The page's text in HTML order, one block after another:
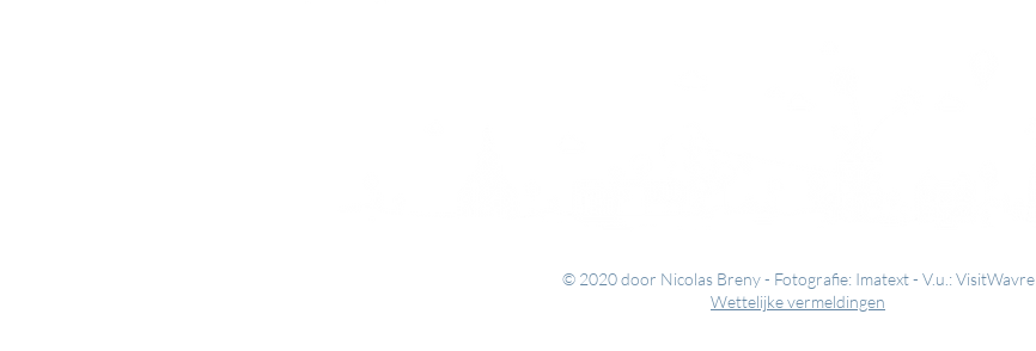
© 2020 door Nicolas Breny - Fotografie: Imatext - V.u.: VisitWavre
Wettelijke vermeldingen